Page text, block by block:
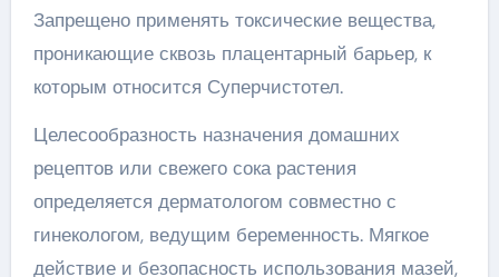
Запрещено применять токсические вещества,
проникающие сквозь плацентарный барьер, к
которым относится Суперчистотел.
Целесообразность назначения домашних
рецептов или свежего сока растения
определяется дерматологом совместно с
гинекологом, ведущим беременность. Мягкое
действие и безопасность использования мазей,